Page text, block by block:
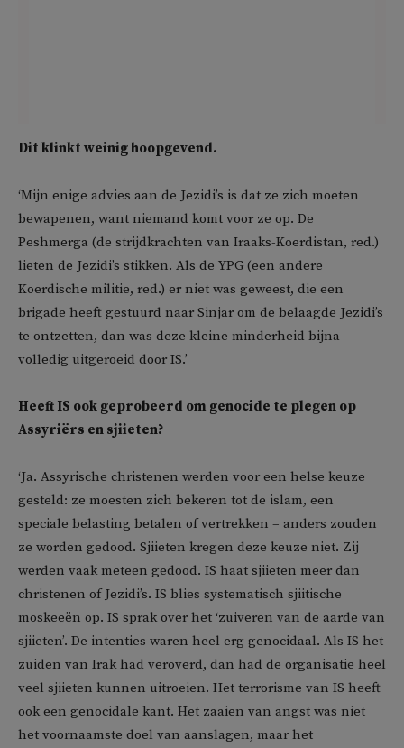
Dit klinkt weinig hoopgevend.
‘Mijn enige advies aan de Jezidi’s is dat ze zich moeten
bewapenen, want niemand komt voor ze op. De
Peshmerga (de strijdkrachten van Iraaks-Koerdistan, red.)
lieten de Jezidi’s stikken. Als de YPG (een andere
Koerdische militie, red.) er niet was geweest, die een
brigade heeft gestuurd naar Sinjar om de belaagde Jezidi’s
te ontzetten, dan was deze kleine minderheid bijna
volledig uitgeroeid door IS.’
Heeft IS ook geprobeerd om genocide te plegen op
Assyriërs en sjiieten?
‘Ja. Assyrische christenen werden voor een helse keuze
gesteld: ze moesten zich bekeren tot de islam, een
speciale belasting betalen of vertrekken – anders zouden
ze worden gedood. Sjiieten kregen deze keuze niet. Zij
werden vaak meteen gedood. IS haat sjiieten meer dan
christenen of Jezidi’s. IS blies systematisch sjiitische
moskeeën op. IS sprak over het ‘zuiveren van de aarde van
sjiieten’. De intenties waren heel erg genocidaal. Als IS het
zuiden van Irak had veroverd, dan had de organisatie heel
veel sjiieten kunnen uitroeien. Het terrorisme van IS heeft
ook een genocidale kant. Het zaaien van angst was niet
het voornaamste doel van aanslagen, maar het